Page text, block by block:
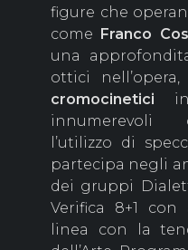
figure che
come Franco
una
ottici
cromocinetici in
innumerevoli
l’utilizzo di
partecipa negli
dei gruppi
Verifica 8+1
linea con la